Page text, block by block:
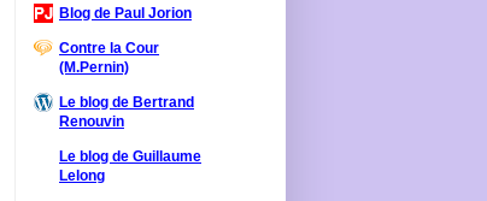
Blog de Paul Jorion
Contre la Cour
(M.Pernin)
Le blog de Bertrand
Renouvin
Le blog de Guillaume
Lelong